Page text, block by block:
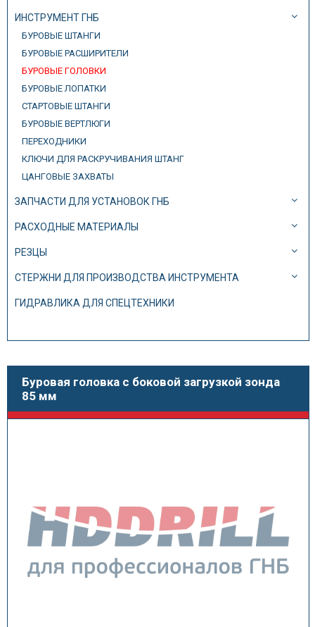
ИНСТРУМЕНТ ГНБ
БУРОВЫЕ ШТАНГИ
БУРОВЫЕ РАСШИРИТЕЛИ
БУРОВЫЕ ГОЛОВКИ
БУРОВЫЕ ЛОПАТКИ
СТАРТОВЫЕ ШТАНГИ
БУРОВЫЕ ВЕРТЛЮГИ
ПЕРЕХОДНИКИ
КЛЮЧИ ДЛЯ РАСКРУЧИВАНИЯ ШТАНГ
ЦАНГОВЫЕ ЗАХВАТЫ
ЗАПЧАСТИ ДЛЯ УСТАНОВОК ГНБ
РАСХОДНЫЕ МАТЕРИАЛЫ
РЕЗЦЫ
СТЕРЖНИ ДЛЯ ПРОИЗВОДСТВА ИНСТРУМЕНТА
ГИДРАВЛИКА ДЛЯ СПЕЦТЕХНИКИ
Буровая головка с боковой загрузкой зонда
85 мм